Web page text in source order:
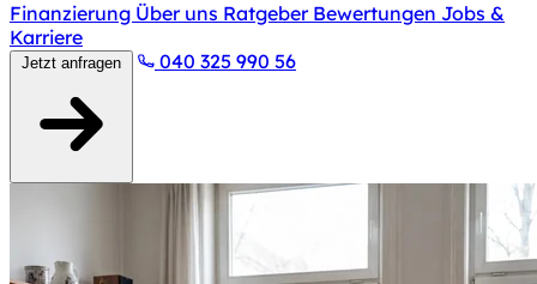
Finanzierung Über uns Ratgeber Bewertungen Jobs &
Karriere
040 325 990 56